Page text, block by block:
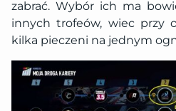
zabrać. Wybór ich ma
innych trofeów, wiec przy
kilka pieczeni na jednym